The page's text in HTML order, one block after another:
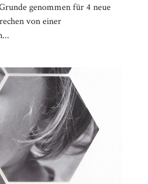
genommen für 4 neue
von einer